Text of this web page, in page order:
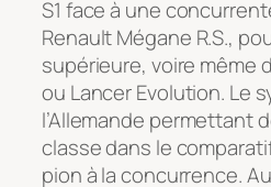
S1 face à une
Renault Mégane R.S.,
supérieure, voire même
ou Lancer Evolution. Le
l’Allemande permettant
classe dans le
pion à la concurrence.